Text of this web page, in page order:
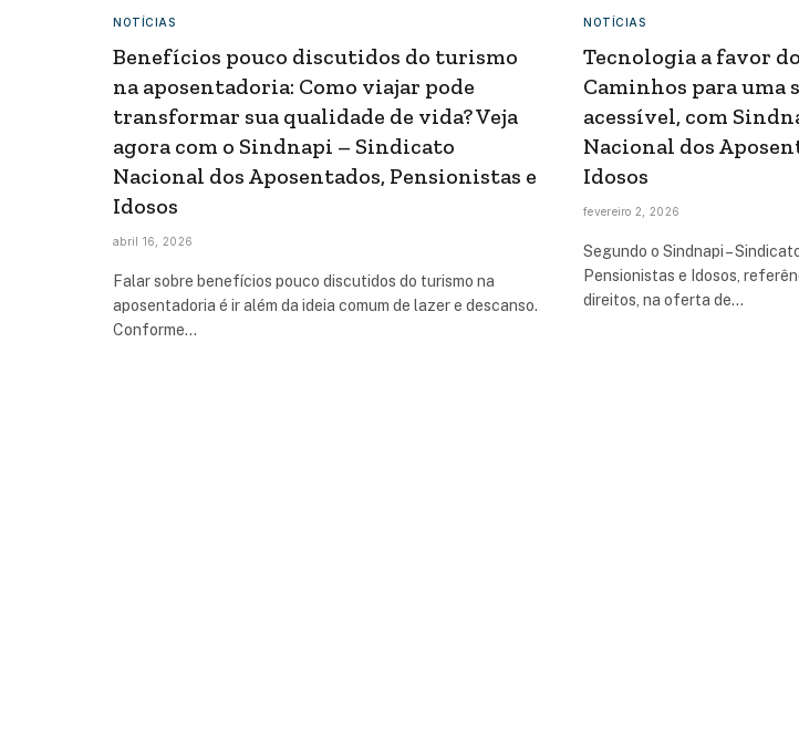
NOTÍCIAS
Benefícios pouco discutidos do turismo
na aposentadoria: Como viajar pode
transformar sua qualidade de vida? Veja
agora com o Sindnapi – Sindicato
Nacional dos Aposentados, Pensionistas e
Idosos
abril 16, 2026
Falar sobre benefícios pouco discutidos do turismo na
aposentadoria é ir além da ideia comum de lazer e descanso.
Conforme…
NOTÍCIAS
Tecnologia a favor
Caminhos para uma
acessível, com
Nacional dos
Idosos
fevereiro 2, 2026
Segundo o Sindnapi –
Pensionistas e Idosos,
direitos, na oferta de…